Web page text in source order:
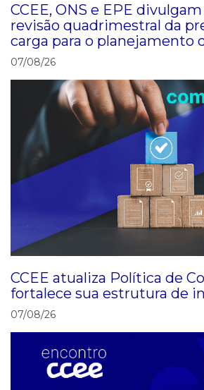
CCEE, ONS e EPE
revisão quadrimestral da
carga para o planejamento
07/08/26
CCEE atualiza Política de
fortalece sua estrutura de
07/08/26